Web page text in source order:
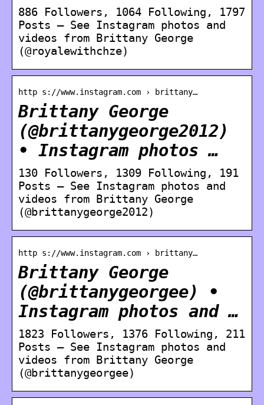
886 Followers, 1064 Following, 1797
Posts – See Instagram photos and
videos from Brittany George
(@royalewithchze)
http s://www.instagram.com › brittany…
Brittany George
(@brittanygeorge2012)
• Instagram photos …
130 Followers, 1309 Following, 191
Posts – See Instagram photos and
videos from Brittany George
(@brittanygeorge2012)
http s://www.instagram.com › brittany…
Brittany George
(@brittanygeorgee) •
Instagram photos and …
1823 Followers, 1376 Following, 211
Posts – See Instagram photos and
videos from Brittany George
(@brittanygeorgee)